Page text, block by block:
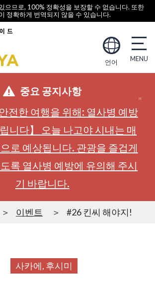
으므로, 100% 정확성을 보장할 수 없습니다. 또한
정확하게 번역되지 않을 수 있습니다.
언어
중요 공지사항
전한 여행을 위해: 열사병 예방
니다】 오늘 나고야 시내는 매
로 예상됩니다. 관광을 즐겁게
록 열사병 예방에 유의해 주시
기 바랍니다.
이벤트 #26 킨씨 해야지!
사카에, 후시미